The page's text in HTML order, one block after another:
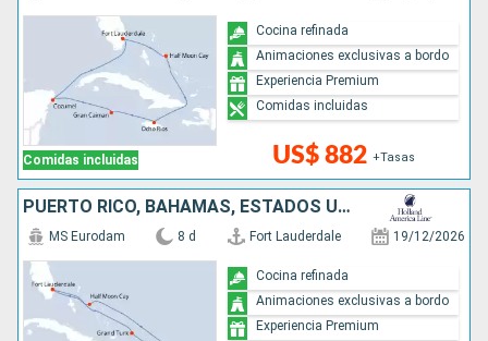
Comidas incluidas US$ 882 +Tasas
Cocina refinada
Animaciones exclusivas a bordo
Experiencia Premium
Comidas incluidas
PUERTO RICO, BAHAMAS, ESTADOS UNIDOS
MS Eurodam 8 d Fort Lauderdale 19/12/2026
Cocina refinada
Animaciones exclusivas a bordo
Experiencia Premium